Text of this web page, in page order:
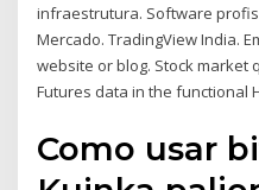
infraestrutura. Software
Mercado. TradingView India.
website or blog. Stock market
Futures data in the functional
Como usar